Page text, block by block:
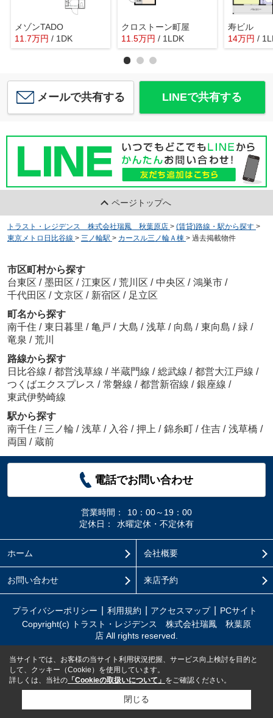
メゾンTADO
11.7万円 / 1DK
クロストーン町屋
11.5万円 / 1LDK
寿ビル
14万円 /
メールで共有する LINEで共有する
ページトップへ
トラスト・レジデンス 株式会社瑞鳳 秋葉原店 > (賃貸)路線・駅から探す >
東京メトロ日比谷線 > 三ノ輪駅 > カースル三ノ輪Ａ棟 > 過去掲載物件
市区町村から探す
台東区 / 墨田区 / 江東区 / 荒川区 / 中央区 / 鴻巣市 /
千代田区 / 文京区 / 新宿区 / 足立区
町名から探す
南千住 / 東日暮里 / 亀戸 / 大島 / 浅草 / 向島 / 東向島 / 緑 /
竜泉 / 荒川
路線から探す
日比谷線 / 都営浅草線 / 半蔵門線 / 総武線 / 都営大江戸線 /
つくばエクスプレス / 常磐線 / 都営新宿線 / 銀座線 /
東武伊勢崎線
駅から探す
南千住 / 三ノ輪 / 浅草 / 入谷 / 押上 / 錦糸町 / 住吉 / 浅草橋 /
両国 / 蔵前
電話でお問い合わせ
営業時間：
10：00～19：00
定休日：
水曜定休・不定休有
ホーム 会社概要
お問い合わせ 来店予約
プライバシーポリシー 利用規約 アクセスマップ
PCサイト
Copyright(c) トラスト・レジデンス 株式会社瑞鳳 秋葉原
店 All rights reserved.
当サイトでは、お客様の当サイト利用状況把握、サービス向上検討を目的と
して、クッキー（Cookie）を使用しています。
詳しくは、当社の 「Cookieの取扱いについて」 をご確認ください。
閉じる